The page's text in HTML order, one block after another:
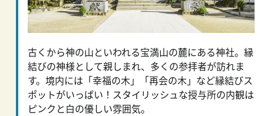
古くから神の山といわれる宝満山の麓にある神社。縁
結びの神様として親しまれ、多くの参拝者が訪れま
す。境内には「幸福の木」「再会の木」など縁結びス
ポットがいっぱい！スタイリッシュな授与所の内観は
ピンクと白の優しい雰囲気。